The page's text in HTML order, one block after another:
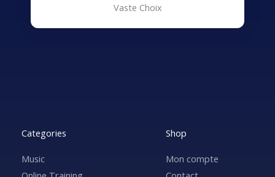
Vaste Choix
Categories
Music
Shop
Mon compte